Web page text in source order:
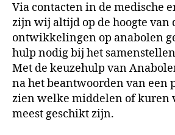
Via contacten in de medische
zijn wij altijd op de hoogte van
ontwikkelingen op anabolen
hulp nodig bij het
Met de keuzehulp van
na het beantwoorden van een
zien welke middelen of kuren
meest geschikt zijn.